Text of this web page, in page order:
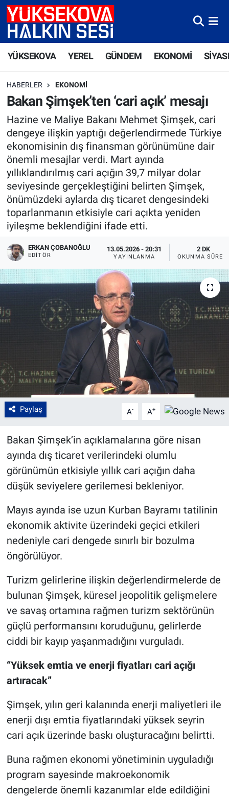
YÜKSEKOVA YEREL GÜNDEM EKONOMİ
HABERLER EKONOMI
Bakan Şimşek’ten ‘cari açık’ mesajı
Hazine ve Maliye Bakanı Mehmet Şimşek, cari
dengeye ilişkin yaptığı değerlendirmede Türkiye
ekonomisinin dış finansman görünümüne dair
önemli mesajlar verdi. Mart ayında
yıllıklandırılmış cari açığın 39,7 milyar dolar
seviyesinde gerçekleştiğini belirten Şimşek,
önümüzdeki aylarda dış ticaret dengesindeki
toparlanmanın etkisiyle cari açıkta yeniden
iyileşme beklendiğini ifade etti.
ERKAN ÇOBANOĞLU
EDITÖR
13.05.2026 - 20:31
YAYINLANMA
2 DK
OKUNMA SÜRESI
Paylaş A- A+
Bakan Şimşek’in açıklamalarına göre nisan
ayında dış ticaret verilerindeki olumlu
görünümün etkisiyle yıllık cari açığın daha
düşük seviyelere gerilemesi bekleniyor.
Mayıs ayında ise uzun Kurban Bayramı tatilinin
ekonomik aktivite üzerindeki geçici etkileri
nedeniyle cari dengede sınırlı bir bozulma
öngörülüyor.
Turizm gelirlerine ilişkin değerlendirmelerde de
bulunan Şimşek, küresel jeopolitik gelişmelere
ve savaş ortamına rağmen turizm sektörünün
güçlü performansını koruduğunu, gelirlerde
ciddi bir kayıp yaşanmadığını vurguladı.
“Yüksek emtia ve enerji fiyatları cari açığı
artıracak”
Şimşek, yılın geri kalanında enerji maliyetleri ile
enerji dışı emtia fiyatlarındaki yüksek seyrin
cari açık üzerinde baskı oluşturacağını belirtti.
Buna rağmen ekonomi yönetiminin uyguladığı
program sayesinde makroekonomik
dengelerde önemli kazanımlar elde edildiğini
Yüksekova Nöbetçi Eczaneler
Süper Lig Puan Durumu ve Fikstür
Tüm Manşetler
Son Dakika Haberleri
Haber Arşivi